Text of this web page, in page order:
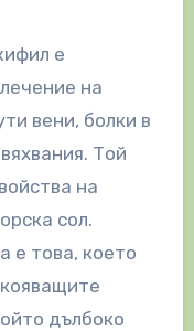
е
на
вени, болки в
Той
на
сол.
е това, което
дълбоко